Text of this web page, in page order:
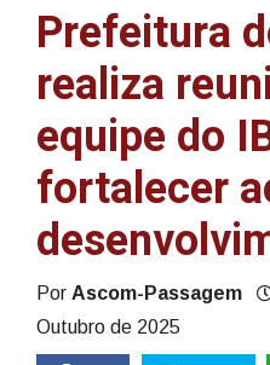
Prefeitura
realiza
equipe do
fortalecer
Por Ascom-Passagem
Outubro de 2025